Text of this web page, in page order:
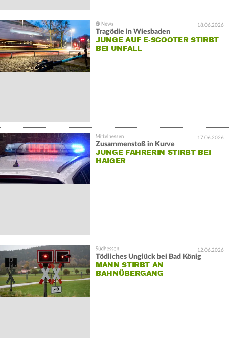
18.06.2026
Tragödie in Wiesbaden
JUNGE AUF E-SCOOTER STIRBT
BEI UNFALL
17.06.2026
Zusammenstoß in Kurve
JUNGE FAHRERIN STIRBT BEI
HAIGER
12.06.2026
Tödliches Unglück bei Bad König
MANN STIRBT AN
BAHNÜBERGANG